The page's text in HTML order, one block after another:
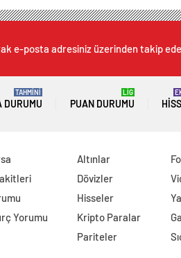
e-posta adresiniz üzerinden takip
DURUMU
TAHMİNİ
PUAN DURUMU
LİG
Yorumu
Altınlar
Dövizler
Hisseler
Kripto Paralar
Pariteler